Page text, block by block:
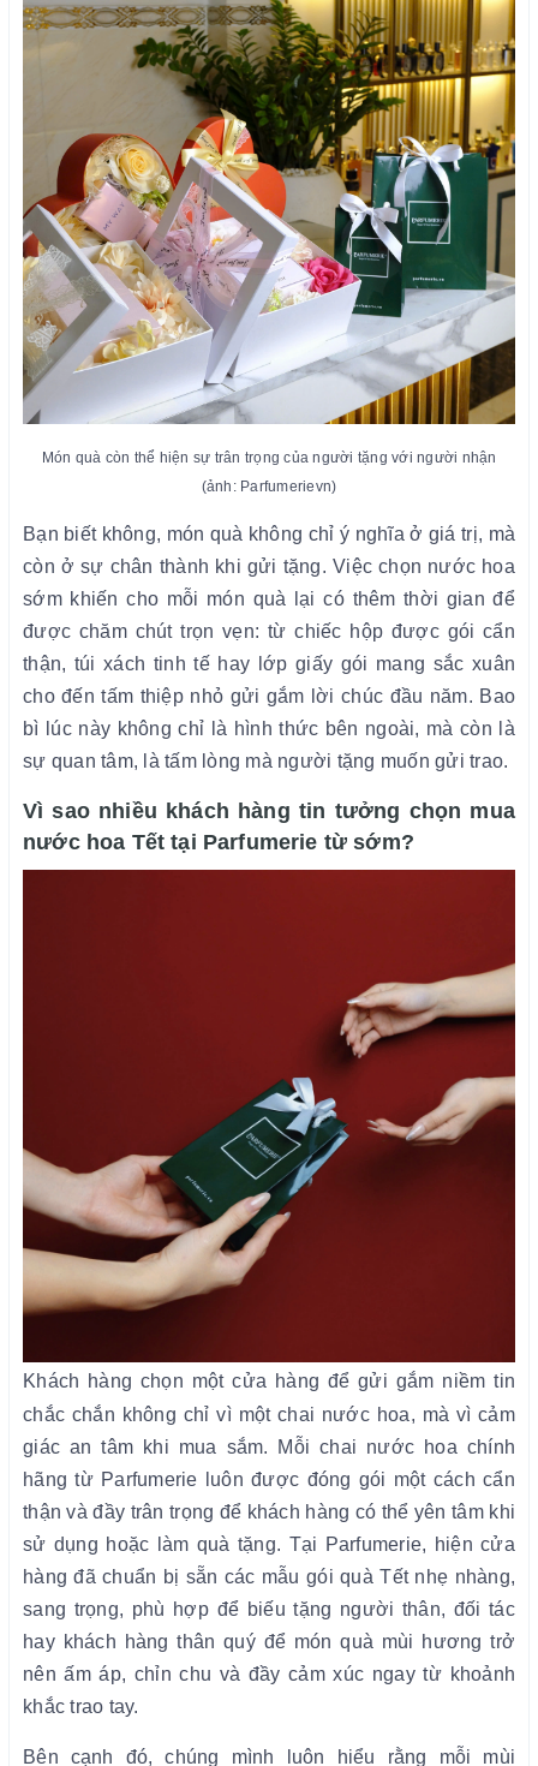
Món quà còn thể hiện sự trân trọng của người tặng với người nhận
(ảnh: Parfumerievn)
Bạn biết không, món quà không chỉ ý nghĩa ở giá trị, mà
còn ở sự chân thành khi gửi tặng. Việc chọn nước hoa
sớm khiến cho mỗi món quà lại có thêm thời gian để
được chăm chút trọn vẹn: từ chiếc hộp được gói cẩn
thận, túi xách tinh tế hay lớp giấy gói mang sắc xuân
cho đến tấm thiệp nhỏ gửi gắm lời chúc đầu năm. Bao
bì lúc này không chỉ là hình thức bên ngoài, mà còn là
sự quan tâm, là tấm lòng mà người tặng muốn gửi trao.
Vì sao nhiều khách hàng tin tưởng chọn mua
nước hoa Tết tại Parfumerie từ sớm?
Khách hàng chọn một cửa hàng để gửi gắm niềm tin
chắc chắn không chỉ vì một chai nước hoa, mà vì cảm
giác an tâm khi mua sắm. Mỗi chai nước hoa chính
hãng từ Parfumerie luôn được đóng gói một cách cẩn
thận và đầy trân trọng để khách hàng có thể yên tâm khi
sử dụng hoặc làm quà tặng. Tại Parfumerie, hiện cửa
hàng đã chuẩn bị sẵn các mẫu gói quà Tết nhẹ nhàng,
sang trọng, phù hợp để biếu tặng người thân, đối tác
hay khách hàng thân quý để món quà mùi hương trở
nên ấm áp, chỉn chu và đầy cảm xúc ngay từ khoảnh
khắc trao tay.
Bên cạnh đó, chúng mình luôn hiểu rằng mỗi mùi